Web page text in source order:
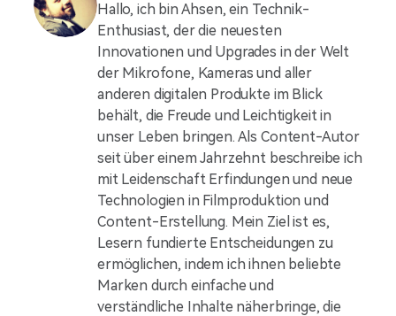
Hallo, ich bin Ahsen, ein Technik-
Enthusiast, der die neuesten
Innovationen und Upgrades in der Welt
der Mikrofone, Kameras und aller
anderen digitalen Produkte im Blick
behält, die Freude und Leichtigkeit in
unser Leben bringen. Als Content-Autor
seit über einem Jahrzehnt beschreibe ich
mit Leidenschaft Erfindungen und neue
Technologien in Filmproduktion und
Content-Erstellung. Mein Ziel ist es,
Lesern fundierte Entscheidungen zu
ermöglichen, indem ich ihnen beliebte
Marken durch einfache und
verständliche Inhalte näherbringe, die